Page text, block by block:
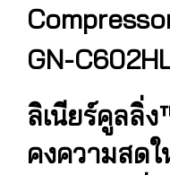
GN-
ลิเนียร์คูลลิ่
คงความสด